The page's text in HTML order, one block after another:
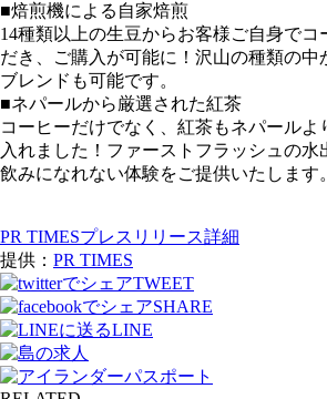
■焙煎機による自家焙煎
14種類以上の生豆からお客様ご自身でコ
だき、ご購入が可能に！沢山の種類の中
ブレンドも可能です。
■ネパールから厳選された紅茶
コーヒーだけでなく、紅茶もネパール
入れました！ファーストフラッシュの水
飲みになれない体験をご提供いたします。
PR TIMESプレスリリース詳細
提供： PR TIMES
TWEET
SHARE
LINE